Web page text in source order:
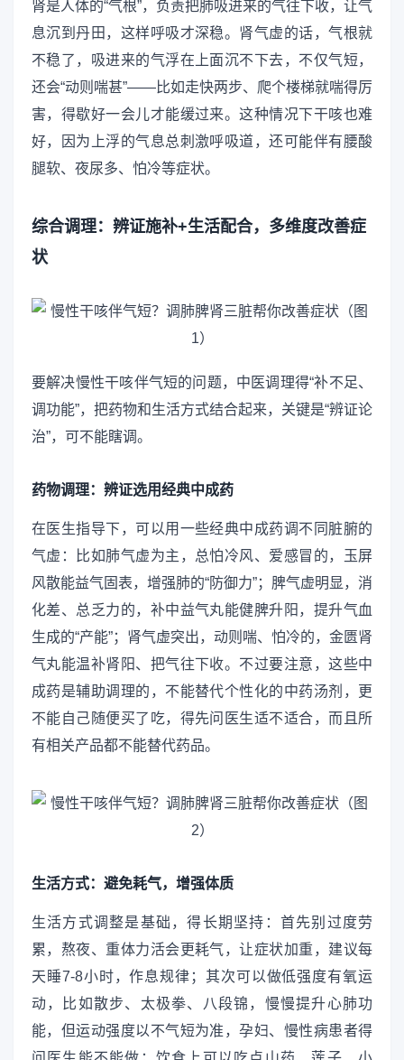
肾是人体的“气根”，负责把肺吸进来的气往下收，让气
息沉到丹田，这样呼吸才深稳。肾气虚的话，气根就
不稳了，吸进来的气浮在上面沉不下去，不仅气短，
还会“动则喘甚”——比如走快两步、爬个楼梯就喘得厉
害，得歇好一会儿才能缓过来。这种情况下干咳也难
好，因为上浮的气息总刺激呼吸道，还可能伴有腰酸
腿软、夜尿多、怕冷等症状。
综合调理：辨证施补+生活配合，多维度改善症
状
要解决慢性干咳伴气短的问题，中医调理得“补不足、
调功能”，把药物和生活方式结合起来，关键是“辨证论
治”，可不能瞎调。
药物调理：辨证选用经典中成药
在医生指导下，可以用一些经典中成药调不同脏腑的
气虚：比如肺气虚为主，总怕冷风、爱感冒的，玉屏
风散能益气固表，增强肺的“防御力”；脾气虚明显，消
化差、总乏力的，补中益气丸能健脾升阳，提升气血
生成的“产能”；肾气虚突出，动则喘、怕冷的，金匮肾
气丸能温补肾阳、把气往下收。不过要注意，这些中
成药是辅助调理的，不能替代个性化的中药汤剂，更
不能自己随便买了吃，得先问医生适不适合，而且所
有相关产品都不能替代药品。
生活方式：避免耗气，增强体质
生活方式调整是基础，得长期坚持：首先别过度劳
累，熬夜、重体力活会更耗气，让症状加重，建议每
天睡7-8小时，作息规律；其次可以做低强度有氧运
动，比如散步、太极拳、八段锦，慢慢提升心肺功
能，但运动强度以不气短为准，孕妇、慢性病患者得